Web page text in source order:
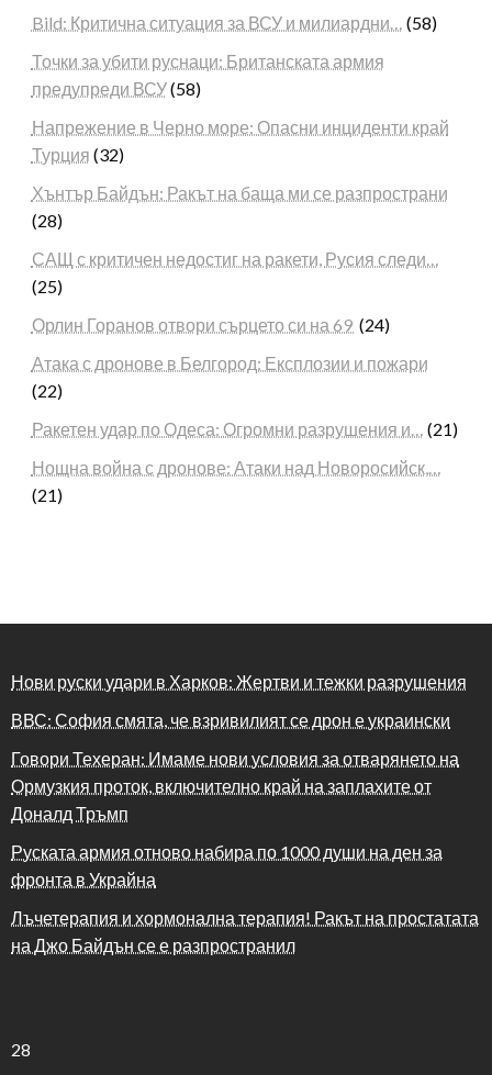
Bild: Критична ситуация за ВСУ и милиардни… (58)
Точки за убити руснаци: Британската армия
предупреди ВСУ(58)
Напрежение в Черно море: Опасни инциденти край
Турция (32)
Хънтър Байдън: Ракът на баща ми се разпространи
(28)
САЩ с критичен недостиг на ракети, Русия следи…
(25)
Орлин Горанов отвори сърцето си на 69 (24)
Атака с дронове в Белгород: Експлозии и пожари
(22)
Ракетен удар по Одеса: Огромни разрушения и… (21)
Нощна война с дронове: Атаки над Новоросийск,…
(21)
Нови руски удари в Харков: Жертви и тежки разрушения
ВВС: София смята, че взривилият се дрон е украински
Говори Техеран: Имаме нови условия за отварянето на
Ормузкия проток, включително край на заплахите от
Доналд Тръмп
Руската армия отново набира по 1000 души на ден за
фронта в Украйна
Лъчетерапия и хормонална терапия! Ракът на простатата
на Джо Байдън се е разпространил
28